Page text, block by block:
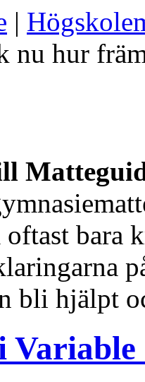
|
nu hur
bara
bli hjälpt